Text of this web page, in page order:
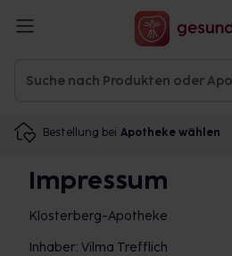
Bestellung bei Apotheke wählen
Impressum
Klosterberg-Apotheke
Inhaber: Vilma Trefflich